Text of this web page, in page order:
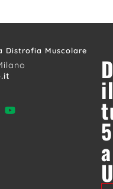
Distrofia Muscolare
a